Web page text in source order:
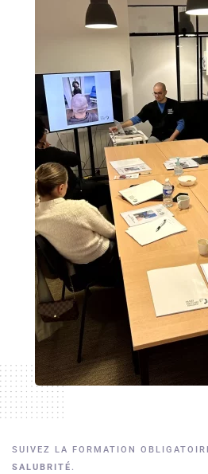
SUIVEZ LA FORMATION
SALUBRITÉ .